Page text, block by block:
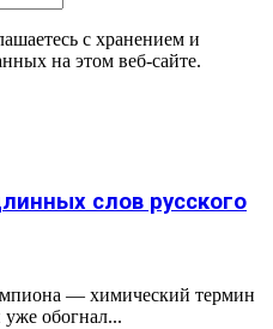
с хранением и
на этом веб-сайте.
слов русского
— химический термин
уже обогнал...